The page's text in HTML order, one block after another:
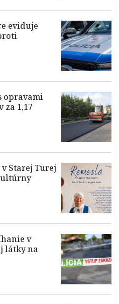
eviduje
opravami
za 1,17
Starej Turej
v
látky na